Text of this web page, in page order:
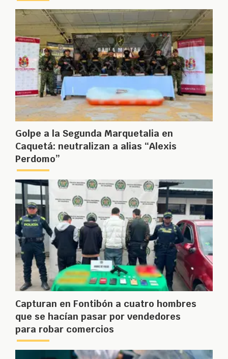
Golpe a la Segunda Marquetalia en
Caquetá: neutralizan a alias “Alexis
Perdomo”
Capturan en Fontibón a cuatro hombres
que se hacían pasar por vendedores
para robar comercios